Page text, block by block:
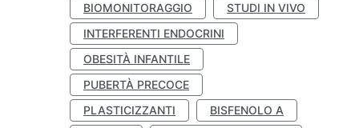
BIOMONITORAGGIO
STUDI IN VIVO
INTERFERENTI ENDOCRINI
OBESITÀ INFANTILE
PUBERTÀ PRECOCE
PLASTICIZZANTI
BISFENOLO A